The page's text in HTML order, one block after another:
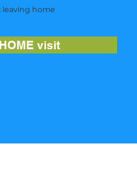
leaving home
visit